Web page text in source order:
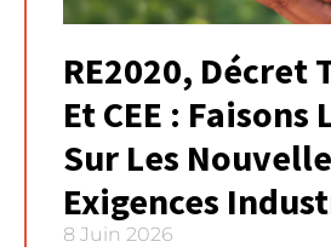
RE2020, Décret
Et CEE : Faisons
Sur Les
Exigences
8 Juin 2026